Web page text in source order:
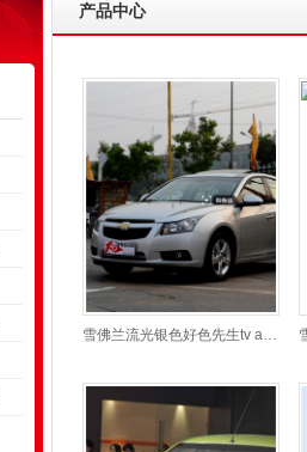
产品中心
雪佛兰流光银色好色先生tv app漆展示